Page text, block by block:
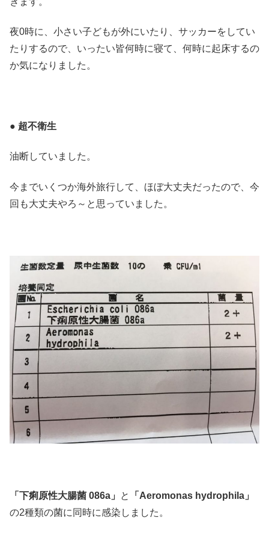
夜0時に、小さい子どもが外にいたり、サッカーをしてい
たりするので、いったい皆何時に寝て、何時に起床するの
か気になりました。
● 超不衛生
油断していました。
今までいくつか海外旅行して、ほぼ大丈夫だったので、今
回も大丈夫やろ～と思っていました。
「下痢原性大腸菌 086a」 と
「Aeromonas hydrophila」
の2種類の菌に同時に感染しました。